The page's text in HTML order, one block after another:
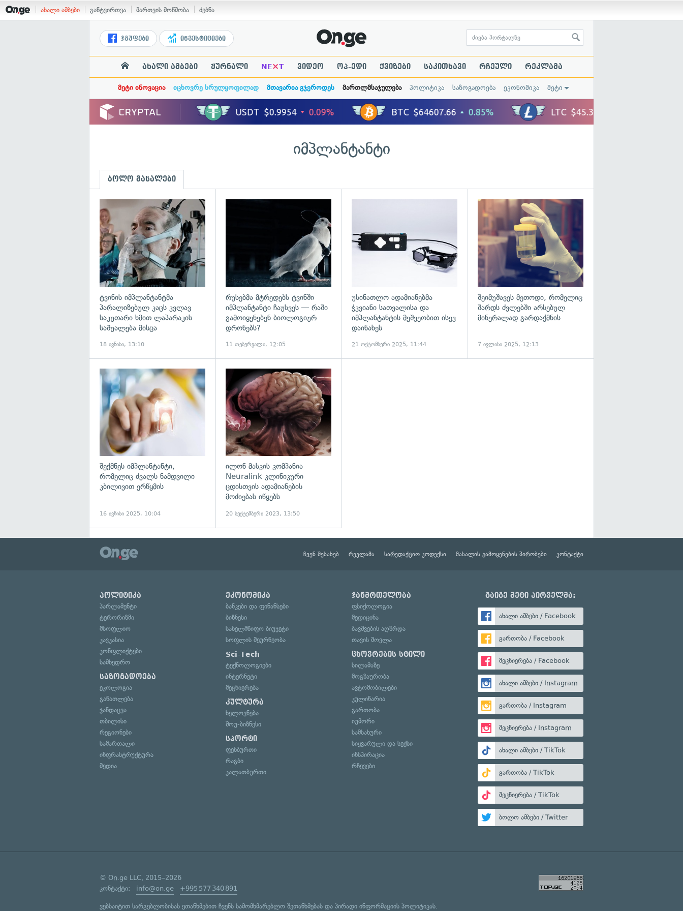
ახალი ამბები განტვირთვა მართვის მოწმობა ძებნა
ჯგუფები ინვესტიციები
ახალი ამბები ჟურნალი NE×T ვიდეო ოპ-ედი ქვიზები საკითხავი რჩეული რეკლამა
მეტი ინოვაცია იცხოვრე სრულყოფილად მთავარია გჯეროდეს მართლმსაჯულება პოლიტიკა საზოგადოება ეკონომიკა მეტი
იმპლანტანტი
ბოლო მასალები
ტვინის იმპლანტანტმა
პარალიზებულ კაცს კვლავ
საკუთარი ხმით ლაპარაკის
საშუალება მისცა
18 ივნისი, 13:10
რუსებმა მტრედებს ტვინში
იმპლანტანტი ჩაუსვეს — რაში
გამოიყენებენ ბიოლოგიურ
დრონებს?
11 თებერვალი, 12:05
გადახედვა
უსინათლო ადამიანებმა
ჭკვიანი სათვალისა და
იმპლანტანტის მეშვეობით ისევ
დაინახეს
21 ოქტომბერი 2025, 11:44
შეიმუშავეს მეთოდი, რომელიც
შარდს ძვლებში არსებულ
მინერალად გარდაქმნის
7 ივლისი 2025, 12:13
გადახედვა
შექმნეს იმპლანტანტი,
რომელიც ძვალს ნამდვილი
კბილივით ერწყმის
16 ივნისი 2025, 10:04
ილონ მასკის კომპანია
Neuralink კლინიკური
ცდისთვის ადამიანების
მოძიებას იწყებს
20 სექტემბერი 2023, 13:50
ჩვენ შესახებ რეკლამა სარედაქციო კოდექსი მასალის გამოყენების პირობები კონტაქტი
პოლიტიკა
პარლამენტი
ტერორიზმი
მსოფლიო
კავკასია
კონფლიქტები
სამხედრო
საზოგადოება
ეკოლოგია
განათლება
ჯანდაცვა
თბილისი
რეგიონები
სამართალი
ინფრასტრუქტურა
მედია
ეკონომიკა
ბანკები და ფინანსები
ბიზნესი
სახელმწიფო ბიუჯეტი
სოფლის მეურნეობა
Sci-Tech
ტექნოლოგიები
ინტერნეტი
მეცნიერება
კულტურა
ხელოვნება
შოუ-ბიზნესი
სპორტი
ფეხბურთი
რაგბი
კალათბურთი
ჯანმრთელობა
ფსიქოლოგია
მედიცინა
ბავშვების აღზრდა
თავის მოვლა
ცხოვრების სტილი
სილამაზე
მოგზაურობა
ავტომობილები
კულინარია
გართობა
იუმორი
სამსახური
სიყვარული და სექსი
ინსპირაცია
რჩევები
გაიგე მეტი პირველმა:
ახალი ამბები / Facebook
გართობა / Facebook
მეცნიერება / Facebook
ახალი ამბები / Instagram
გართობა / Instagram
მეცნიერება / Instagram
ახალი ამბები / TikTok
გართობა / TikTok
მეცნიერება / TikTok
ბოლო ამბები / Twitter
© On.ge LLC, 2015–2026
კონტაქტი: info@on.ge +995 577 340 891
ვებსაიტით სარგებლობისას ეთანხმებით ჩვენს სამომხმარებლო შეთანხმებას და პირადი ინფორმაციის პოლიტიკას